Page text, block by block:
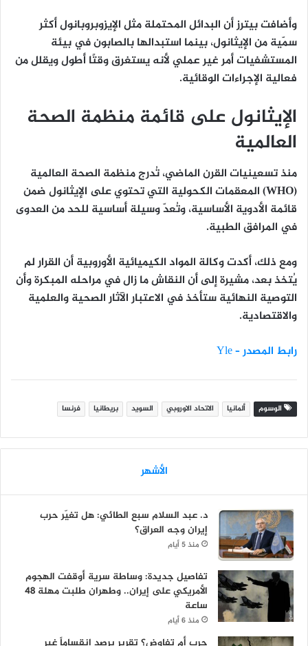
وأضافت بيترز أنالبدائل المحتملة مثل الإيزوبروبانول أكثر
سمّية من الإيثانول، بينما استبدالها بالصابون في بيئة
المستشفيات أمر غير عمليلأنه يستغرق وقتًا أطول ويقلل من
فعالية الإجراءات الوقائية.
الإيثانول على قائمة منظمة الصحة
العالمية
منذ تسعينيات القرن الماضي، تُدرجمنظمة الصحة العالمية
(WHO)
المعقمات الكحولية التي تحتوي على الإيثانول ضمن
قائمة الأدوية الأساسية، وتُعدّ وسيلة أساسية للحد من العدوى
في المرافق الطبية.
ومع ذلك، أكدت وكالة المواد الكيميائية الأوروبية أنالقرار لم
يُتخذ بعد، مشيرة إلى أن النقاش ما زال في مراحله المبكرة وأن
التوصية النهائية ستأخذ في الاعتبارالآثار الصحية والعلمية
والاقتصادية.
رابط المصدر – Yle
الوسوم ألمانيا الاتحاد الاوروبي السويد بريطانيا فرنسا
الأشهر
د. عبد السلام سبع الطائي: هل تغيّر حرب
إيران وجه العراق؟
منذ 5 أيام
تفاصيل جديدة: وساطة سرية أوقفت الهجوم
الأمريكي على إيران.. وطهران طلبت مهلة 48
ساعة
منذ 6 أيام